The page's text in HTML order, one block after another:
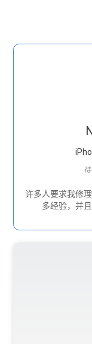
许多人要求我修
多经验，并